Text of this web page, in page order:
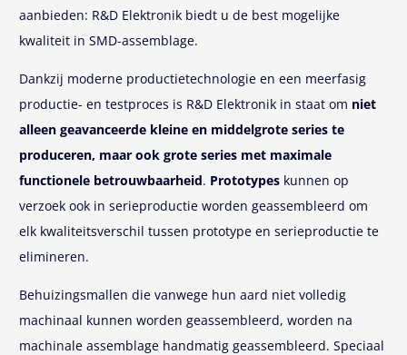
aanbieden: R&D Elektronik biedt u de best mogelijke
kwaliteit in SMD-assemblage.
Dankzij moderne productietechnologie en een meerfasig
productie- en testproces is R&D Elektronik in staat om niet
alleen geavanceerde kleine en middelgrote series te
produceren, maar ook grote series met maximale
functionele betrouwbaarheid. Prototypes kunnen op
verzoek ook in serieproductie worden geassembleerd om
elk kwaliteitsverschil tussen prototype en serieproductie te
elimineren.
Behuizingsmallen die vanwege hun aard niet volledig
machinaal kunnen worden geassembleerd, worden na
machinale assemblage handmatig geassembleerd. Speciaal